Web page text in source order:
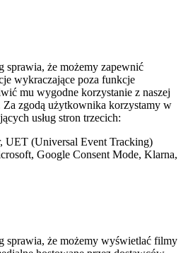
sprawia, że możemy zapewnić
wykraczające poza funkcje
mu wygodne korzystanie z naszej
zgodą użytkownika korzystamy w
usług stron trzecich:
UET (Universal Event Tracking)
Google Consent Mode, Klarna,
sprawia, że możemy wyświetlać filmy